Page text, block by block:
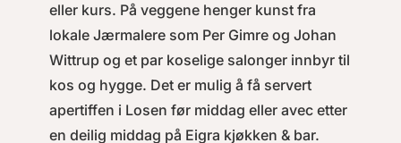
eller kurs. På veggene henger kunst fra
lokale Jærmalere som Per Gimre og Johan
Wittrup og et par koselige salonger innbyr til
kos og hygge. Det er mulig å få servert
apertiffen i Losen før middag eller avec etter
en deilig middag på Eigra kjøkken & bar.